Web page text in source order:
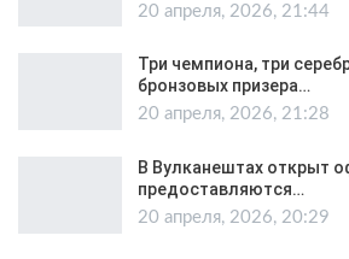
20 апреля, 2026, 21:44
Три чемпиона, три
бронзовых призера…
20 апреля, 2026, 21:28
В Вулканештах открыт
предоставляются…
20 апреля, 2026, 20:29